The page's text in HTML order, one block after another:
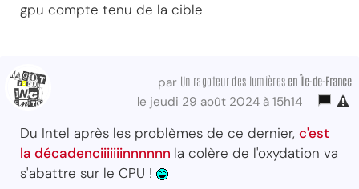
gpu compte tenu de la cible
par Un ragoteur des lumières en Île-de-France
le jeudi 29 août 2024 à 15h14
Du Intel après les problèmes de ce dernier, c'est
la décadenciiiiiiinnnnnn la colère de l'oxydation va
s'abattre sur le CPU !